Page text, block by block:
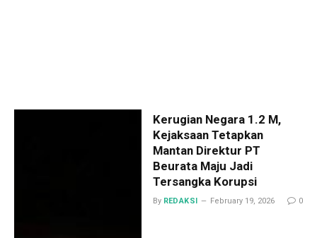
Kerugian Negara 1.2 M,
Kejaksaan Tetapkan
Mantan Direktur PT
Beurata Maju Jadi
Tersangka Korupsi
By REDAKSI February 19, 2026 0